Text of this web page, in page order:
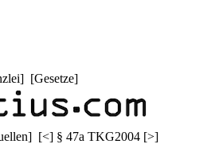
] [Gesetze]
] [<] § 47a TKG2004 [>]